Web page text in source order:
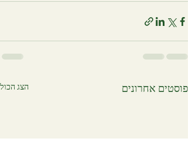
פוסטים אחרונים הצג הכול